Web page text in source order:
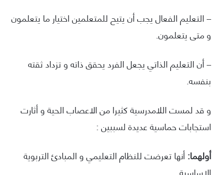
– التعليم الفعال يجب أن يتيح للمتعلمين اختيار ما يتعلمون
و متى يتعلمون.
– أن التعليم الذاتي يجعل الفرد يحقق ذاته و تزداد ثقته
بنفسه.
و قد لمست اللامدرسية كثيرا من الاعصاب الحية و أثارت
استجابات حماسية عديدة لسببين :
أولهما:أنها تعرضت للنظام التعليمي و المبادئ التربوية